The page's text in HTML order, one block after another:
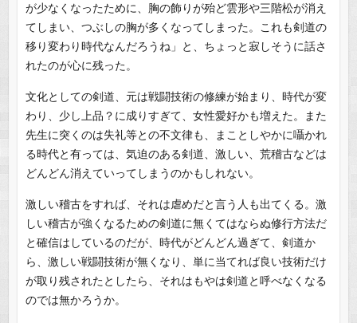
が少なくなったために、胸の飾りが殆ど雲形や三階松が消え
てしまい、つぶしの胸が多くなってしまった。これも剣道の
移り変わり時代なんだろうね」と、ちょっと寂しそうに話さ
れたのが心に残った。
文化としての剣道、元は戦闘技術の修練が始まり、時代が変
わり、少し上品？に成りすぎて、女性愛好かも増えた。また
先生に突くのは失礼等との不文律も、まことしやかに囁かれ
る時代と有っては、気迫のある剣道、激しい、荒稽古などは
どんどん消えていってしまうのかもしれない。
激しい稽古をすれば、それは虐めだと言う人も出てくる。激
しい稽古が強くなるための剣道に無くてはならぬ修行方法だ
と確信はしているのだが、時代がどんどん過ぎて、剣道か
ら、激しい戦闘技術が無くなり、単に当てれば良い技術だけ
が取り残されたとしたら、それはもやは剣道と呼べなくなる
のでは無かろうか。